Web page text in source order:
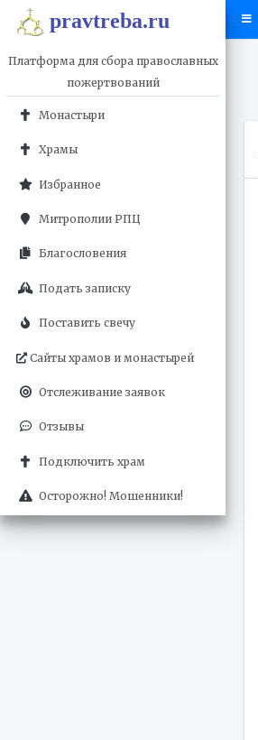
pravtreba.ru
Платформа для сбора православных
пожертвований
Монастыри
Храмы
Избранное
Митрополии РПЦ
Благословения
Подать записку
Поставить свечу
Сайты храмов и монастырей
Отслеживание заявок
Отзывы
Подключить храм
Осторожно! Мошенники!